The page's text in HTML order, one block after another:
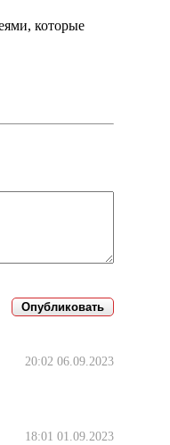
которые
20:02 06.09.2023
18:01 01.09.2023